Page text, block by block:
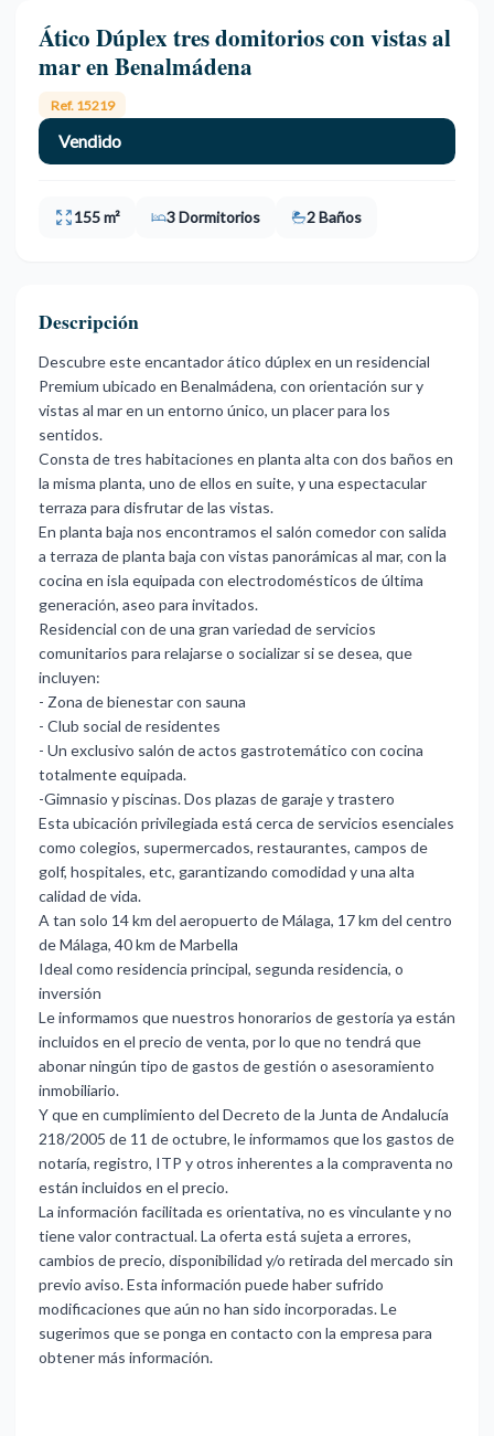
Ático Dúplex tres domitorios con vistas al
mar en Benalmádena
Ref. 15219
Vendido
155 m² 3 Dormitorios 2 Baños
Descripción
Descubre este encantador ático dúplex en un residencial
Premium ubicado en Benalmádena, con orientación sur y
vistas al mar en un entorno único, un placer para los
sentidos.
Consta de tres habitaciones en planta alta con dos baños en
la misma planta, uno de ellos en suite, y una espectacular
terraza para disfrutar de las vistas.
En planta baja nos encontramos el salón comedor con salida
a terraza de planta baja con vistas panorámicas al mar, con la
cocina en isla equipada con electrodomésticos de última
generación, aseo para invitados.
Residencial con de una gran variedad de servicios
comunitarios para relajarse o socializar si se desea, que
incluyen:
- Zona de bienestar con sauna
- Club social de residentes
- Un exclusivo salón de actos gastrotemático con cocina
totalmente equipada.
-Gimnasio y piscinas. Dos plazas de garaje y trastero
Esta ubicación privilegiada está cerca de servicios esenciales
como colegios, supermercados, restaurantes, campos de
golf, hospitales, etc, garantizando comodidad y una alta
calidad de vida.
A tan solo 14 km del aeropuerto de Málaga, 17 km del centro
de Málaga, 40 km de Marbella
Ideal como residencia principal, segunda residencia, o
inversión
Le informamos que nuestros honorarios de gestoría ya están
incluidos en el precio de venta, por lo que no tendrá que
abonar ningún tipo de gastos de gestión o asesoramiento
inmobiliario.
Y que en cumplimiento del Decreto de la Junta de Andalucía
218/2005 de 11 de octubre, le informamos que los gastos de
notaría, registro, ITP y otros inherentes a la compraventa no
están incluidos en el precio.
La información facilitada es orientativa, no es vinculante y no
tiene valor contractual. La oferta está sujeta a errores,
cambios de precio, disponibilidad y/o retirada del mercado sin
previo aviso. Esta información puede haber sufrido
modificaciones que aún no han sido incorporadas. Le
sugerimos que se ponga en contacto con la empresa para
obtener más información.